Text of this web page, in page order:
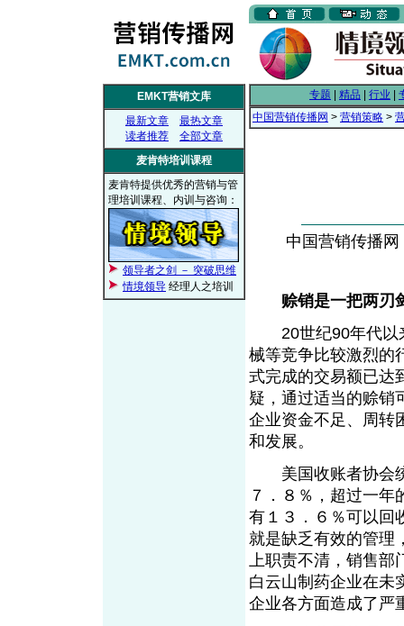
EMKT营销文库
最新文章
最热文章
读者推荐
全部文章
麦肯特培训课程
麦肯特提供优秀的营销与管
理培训课程、内训与咨询：
领导者之剑 － 突破思维
情境领导 经理人之培训
专题 精品 行业
中国营销传播网 > 营销策略 >
中国营销传播
赊销是一把两刃
20世纪90年代以来
械等竞争比较激烈的
式完成的交易额已达
疑，通过适当的赊销
企业资金不足、周转
和发展。
美国收账者协会统
７．８％，超过一年
有１３．６％可以回
就是缺乏有效的管理
上职责不清，销售部
白云山制药企业在未
企业各方面造成了严